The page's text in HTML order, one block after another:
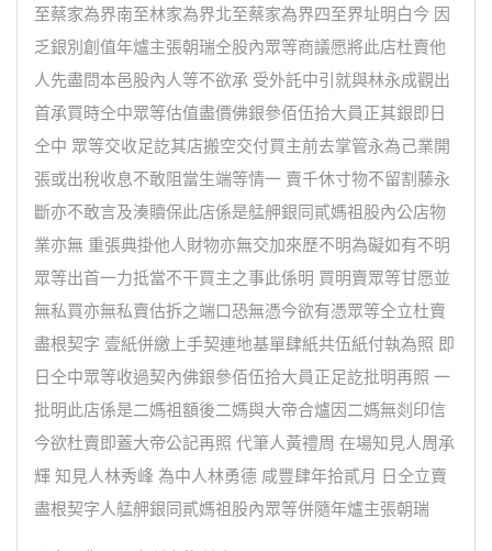
至蔡家為界南至林家為界北至蔡家為界四至界址明白今 因
乏銀別創值年爐主張朝瑞仝股內眾等商議愿將此店杜賣他
人先盡問本邑股內人等不欲承 受外託中引就與林永成觀出
首承買時仝中眾等估值盡價佛銀參佰伍拾大員正其銀即日
仝中 眾等交收足訖其店搬空交付買主前去掌管永為己業開
張或出稅收息不敢阻當生端等情一 賣千休寸物不留割藤永
斷亦不敢言及湊贖保此店係是艋舺銀同貳媽祖股內公店物
業亦無 重張典掛他人財物亦無交加來歷不明為礙如有不明
眾等出首一力抵當不干買主之事此係明 買明賣眾等甘愿並
無私買亦無私賣估拆之端口恐無憑今欲有憑眾等仝立杜賣
盡根契字 壹紙併繳上手契連地基單肆紙共伍紙付執為照 即
日仝中眾等收過契內佛銀參佰伍拾大員正足訖批明再照 一
批明此店係是二媽祖額後二媽與大帝合爐因二媽無剡印信
今欲杜賣即蓋大帝公記再照 代筆人黃禮周 在場知見人周承
輝 知見人林秀峰 為中人林勇德 咸豐肆年拾貳月 日仝立賣
盡根契字人艋舺銀同貳媽祖股內眾等併隨年爐主張朝瑞